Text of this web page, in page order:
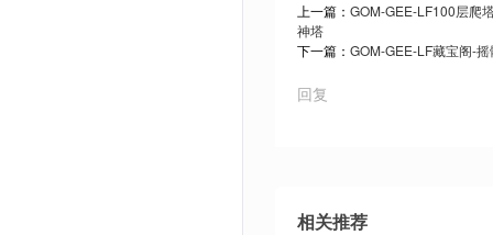
上一篇： GOM-GEE-LF100层爬
神塔
下一篇： GOM-GEE-LF藏宝阁-
回复
相关推荐